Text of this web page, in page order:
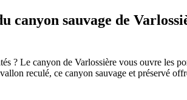
canyon sauvage de
? Le canyon de Varlossière vous ouvre les
reculé, ce canyon sauvage et préservé